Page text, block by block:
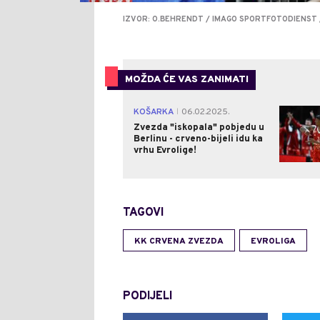
IZVOR: O.BEHRENDT / IMAGO
MOŽDA ĆE VAS ZANIMATI
KOŠARKA
06.02.2025.
Zvezda "iskopala" pobjedu u
Berlinu - crveno-bijeli idu ka
vrhu Evrolige!
TAGOVI
KK CRVENA ZVEZDA EVROLIGA
PODIJELI